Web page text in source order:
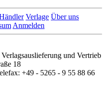
Verlage Über uns
Anmelden
und Vertrieb
18
+49 - 5265 - 9 55 88 66